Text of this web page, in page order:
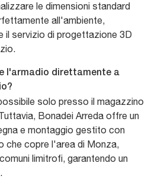
le dimensioni standard
all'ambiente,
il servizio di progettazione 3D
l'armadio direttamente a
solo presso il magazzino
Bonadei Arreda offre un
e montaggio gestito con
che copre l'area di Monza,
limitrofi, garantendo un